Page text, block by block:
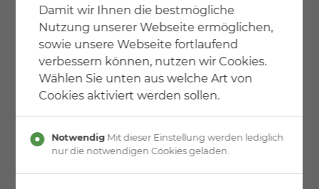
Massiver Rundholzhandlauf in Buche
mit senkrechten Geländerstäbe (kindersicher) in
Edelstahl.
Damit wir Ihnen die bestmögliche
Nutzung unserer Webseite ermöglichen,
sowie unsere Webseite fortlaufend
verbessern können, nutzen wir Cookies.
Wählen Sie unten aus welche Art von
Cookies aktiviert werden sollen.
Notwendig Mit dieser Einstellung werden lediglich
nur die notwendigen Cookies geladen.